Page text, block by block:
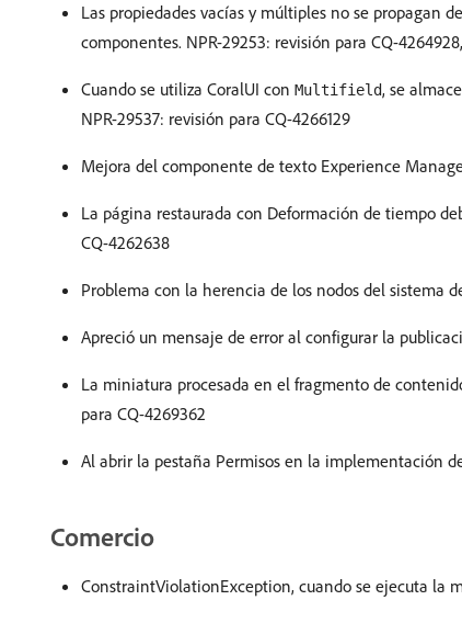
Las propiedades vacías y múltiples no se propagan
componentes. NPR-29253: revisión para CQ-
Cuando se utiliza CoralUI con Multifield, se
NPR-29537: revisión para CQ-4266129
Mejora del componente de texto Experience
La página restaurada con Deformación de tiempo
CQ-4262638
Problema con la herencia de los nodos del sistema
Apreció un mensaje de error al configurar la
La miniatura procesada en el fragmento de
para CQ-4269362
Al abrir la pestaña Permisos en la implementación
Comercio
ConstraintViolationException, cuando se ejecuta la